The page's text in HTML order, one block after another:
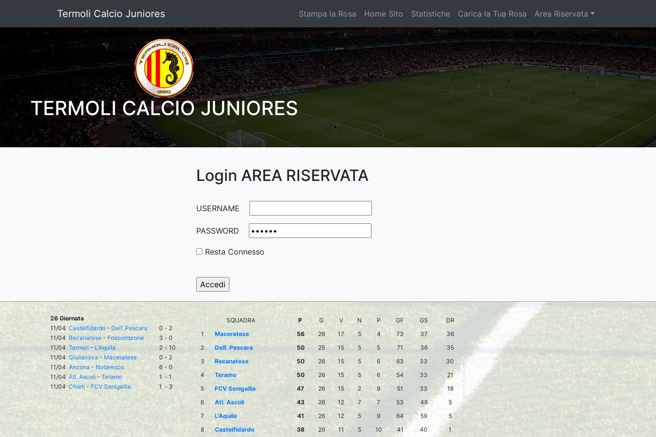
Termoli Calcio Juniores Stampa la Rosa Home Sito Statistiche Carica la Tua Rosa Area Riservata
TERMOLI CALCIO JUNIORES
Login AREA RISERVATA
USERNAME
PASSWORD
Resta Connesso
26 Giornata
11/04 Castelfidardo - Delf. Pescara 0 - 2
11/04 Recanatese - Fossombrone 3 - 0
11/04 Termoli - L'Aquila 2 - 10
11/04 Giulianova - Maceratese 0 - 2
11/04 Ancona - Notaresco 6 - 0
11/04 Atl. Ascoli - Teramo 1 - 1
11/04 Chieti - FCV Senigallia 1 - 3
SQUADRA P G V N P GF GS
DR
1
Maceratese 56 26 17 5 4 73 37
36
2
Delf. Pescara 50 25 15 5 5 71 36
35
3
Recanatese 50 26 15 5 6 63 33
30
4
Teramo 50 26 15 5 6 54 33
21
5
FCV Senigallia 47 26 15 2 9 51 33
18
6
Atl. Ascoli 43 26 12 7 7 53 48
5
7
L'Aquila 41 26 12 5 9 64 59
5
8
Castelfidardo 38 26 11 5 10 41 40 1